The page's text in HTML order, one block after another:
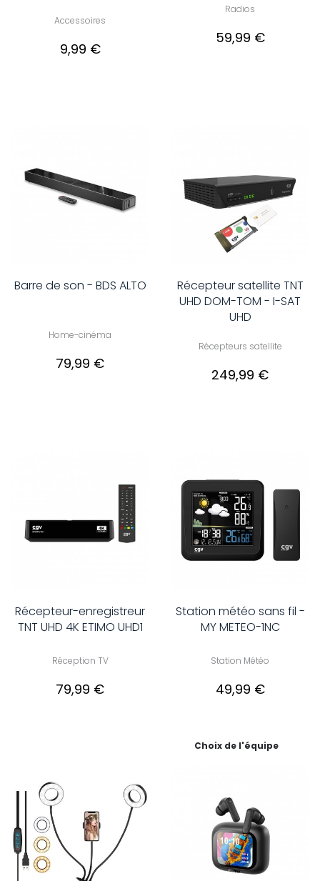
Accessoires
9,99 €
Radios
59,99 €
Barre de son - BDS ALTO
Home-cinéma
79,99 €
Récepteur satellite TNT
UHD DOM-TOM - I-SAT
UHD
Récepteurs satellite
249,99 €
Récepteur-enregistreur
TNT UHD 4K ETIMO UHD1
Réception TV
79,99 €
Station météo sans fil -
MY METEO-1NC
Station Météo
49,99 €
Choix de l'équipe